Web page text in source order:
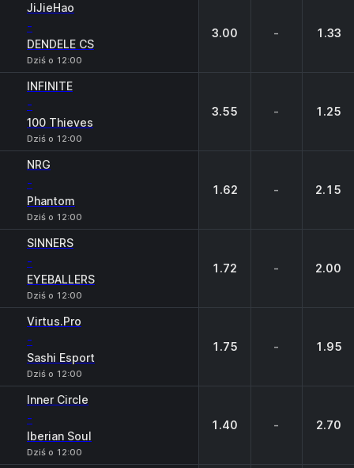
JiJieHao
-
DENDELE CS
Dziś o 12:00
3.00 - 1.33
INFINITE
-
100 Thieves
Dziś o 12:00
3.55 - 1.25
NRG
-
Phantom
Dziś o 12:00
1.62 - 2.15
SINNERS
-
EYEBALLERS
Dziś o 12:00
1.72 - 2.00
Virtus.Pro
-
Sashi Esport
Dziś o 12:00
1.75 - 1.95
Inner Circle
-
Iberian Soul
Dziś o 12:00
1.40 - 2.70